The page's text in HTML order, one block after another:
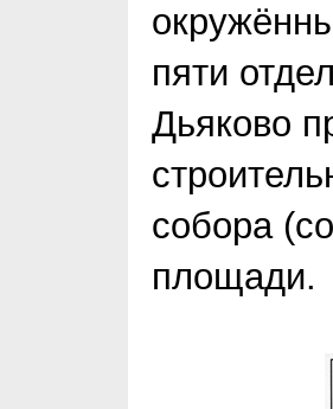
пяти
Дьяково
собора
площади.